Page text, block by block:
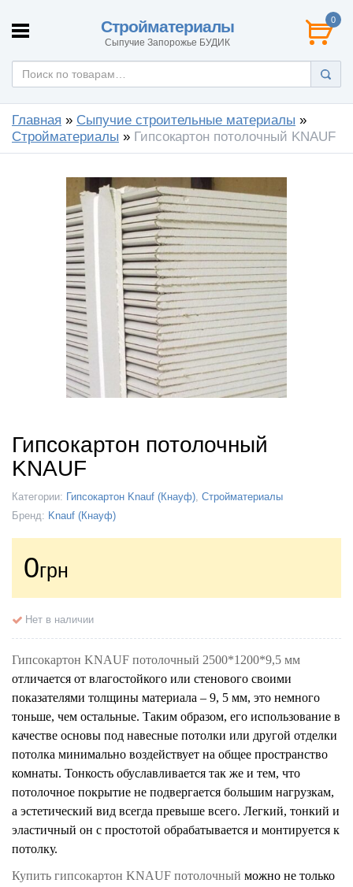
Стройматериалы
Сыпучие Запорожье БУДИК
0
Главная » Сыпучие строительные материалы »
Стройматериалы » Гипсокартон потолочный KNAUF
Гипсокартон потолочный
KNAUF
Категории: Гипсокартон Knauf (Кнауф), Стройматериалы
Бренд: Knauf (Кнауф)
0грн
Нет в наличии
Гипсокартон KNAUF потолочный 2500*1200*9,5 мм
отличается от влагостойкого или стенового своими
показателями толщины материала – 9, 5 мм, это немного
тоньше, чем остальные. Таким образом, его использование в
качестве основы под навесные потолки или другой отделки
потолка минимально воздействует на общее пространство
комнаты. Тонкость обуславливается так же и тем, что
потолочное покрытие не подвергается большим нагрузкам,
а эстетический вид всегда превыше всего. Легкий, тонкий и
эластичный он с простотой обрабатывается и монтируется к
потолку.
Купить гипсокартон KNAUF потолочный можно не только